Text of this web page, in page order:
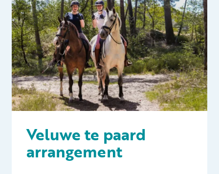
Veluwe te paard
arrangement